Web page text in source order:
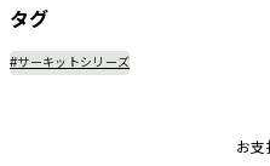
タグ
#サーキットシリーズ
お支